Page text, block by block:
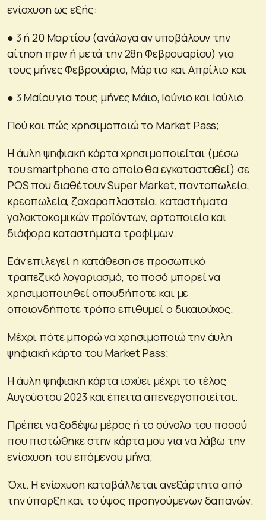
ενίσχυση ως εξής:
● 3 ή 20 Μαρτίου (ανάλογα αν υποβάλουν την
αίτηση πριν ή μετά την 28η Φεβρουαρίου) για
τους μήνες Φεβρουάριο, Μάρτιο και Απρίλιο και
● 3 Μαΐου για τους μήνες Μάιο, Ιούνιο και Ιούλιο.
Πού και πώς χρησιμοποιώ το Market Pass;
H άυλη ψηφιακή κάρτα χρησιμοποιείται (μέσω
του smartphone στο οποίο θα εγκατασταθεί) σε
POS που διαθέτουν Super Market, παντοπωλεία,
κρεοπωλεία, ζαχαροπλαστεία, καταστήματα
γαλακτοκομικών προϊόντων, αρτοποιεία και
διάφορα καταστήματα τροφίμων.
Εάν επιλεγεί η κατάθεση σε προσωπικό
τραπεζικό λογαριασμό, το ποσό μπορεί να
χρησιμοποιηθεί οπουδήποτε και με
οποιονδήποτε τρόπο επιθυμεί ο δικαιούχος.
Μέχρι πότε μπορώ να χρησιμοποιώ την άυλη
ψηφιακή κάρτα του Market Pass;
Η άυλη ψηφιακή κάρτα ισχύει μέχρι το τέλος
Αυγούστου 2023 και έπειτα απενεργοποιείται.
Πρέπει να ξοδέψω μέρος ή το σύνολο του ποσού
που πιστώθηκε στην κάρτα μου για να λάβω την
ενίσχυση του επόμενου μήνα;
Όχι. Η ενίσχυση καταβάλλεται ανεξάρτητα από
την ύπαρξη και το ύψος προηγούμενων δαπανών.